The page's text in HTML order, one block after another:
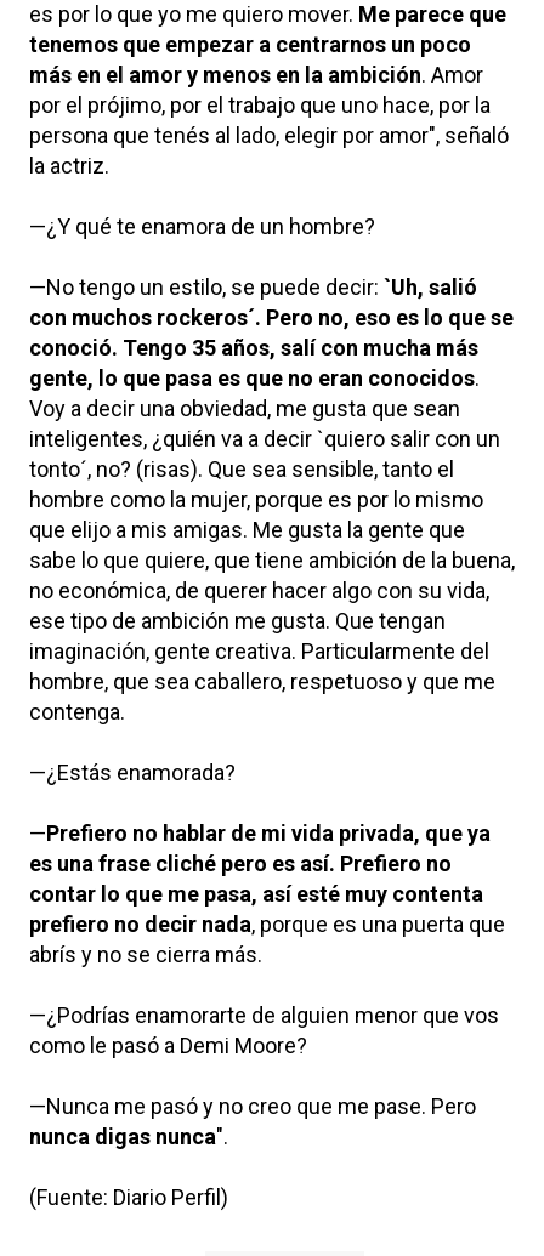
es por lo que yo me quiero mover. Me parece que
tenemos que empezar a centrarnos un poco
más en el amor y menos en la ambición. Amor
por el prójimo, por el trabajo que uno hace, por la
persona que tenés al lado, elegir por amor", señaló
la actriz.
—¿Y qué te enamora de un hombre?
—No tengo un estilo, se puede decir: `Uh, salió
con muchos rockeros´. Pero no, eso es lo que se
conoció. Tengo 35 años, salí con mucha más
gente, lo que pasa es que no eran conocidos.
Voy a decir una obviedad, me gusta que sean
inteligentes, ¿quién va a decir `quiero salir con un
tonto´, no? (risas). Que sea sensible, tanto el
hombre como la mujer, porque es por lo mismo
que elijo a mis amigas. Me gusta la gente que
sabe lo que quiere, que tiene ambición de la buena,
no económica, de querer hacer algo con su vida,
ese tipo de ambición me gusta. Que tengan
imaginación, gente creativa. Particularmente del
hombre, que sea caballero, respetuoso y que me
contenga.
—¿Estás enamorada?
—Prefiero no hablar de mi vida privada, que ya
es una frase cliché pero es así. Prefiero no
contar lo que me pasa, así esté muy contenta
prefiero no decir nada, porque es una puerta que
abrís y no se cierra más.
—¿Podrías enamorarte de alguien menor que vos
como le pasó a Demi Moore?
—Nunca me pasó y no creo que me pase. Pero
nunca digas nunca".
(Fuente: Diario Perfil)